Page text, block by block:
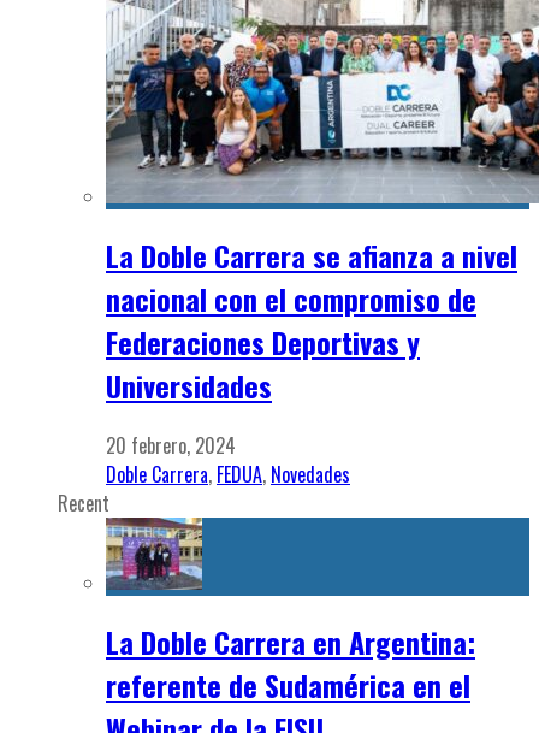
La Doble Carrera se afianza a nivel
nacional con el compromiso de
Federaciones Deportivas y
Universidades
20 febrero, 2024
Doble Carrera, FEDUA, Novedades
Recent
La Doble Carrera en Argentina:
referente de Sudamérica en el